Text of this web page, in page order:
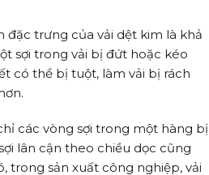
trưng của vải dệt kim là khả
sợi trong vải bị đứt hoặc kéo
có thể bị tuột, làm vải bị rách
các vòng sợi trong một hàng bị
lân cận theo chiều dọc cũng
trong sản xuất công nghiệp, vải